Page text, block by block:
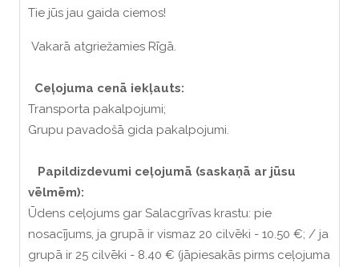
Tie jūs jau gaida ciemos!
Vakarā atgriežamies Rīgā.
Ceļojuma cenā iekļauts:
Transporta pakalpojumi;
Grupu pavadošā gida pakalpojumi.
Papildizdevumi ceļojumā (saskaņā ar jūsu
vēlmēm):
Ūdens ceļojums gar Salacgrīvas krastu: pie
nosacījums, ja grupā ir vismaz 20 cilvēki - 10.50 €; / ja
grupā ir 25 cilvēki - 8.40 € (jāpiesakās pirms ceļojuma